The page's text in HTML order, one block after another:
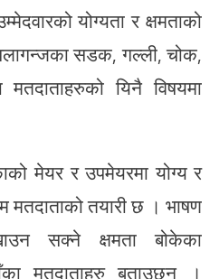
योग्यता र क्षमताको
सडक, गल्ली, चोक,
यिनै विषयमा
मेयर र उपमेयरमा योग्य र
मतदाताको तयारी छ । भाषण
सक्ने क्षमता बोकेका
मतदाताहरु बताउछन् ।